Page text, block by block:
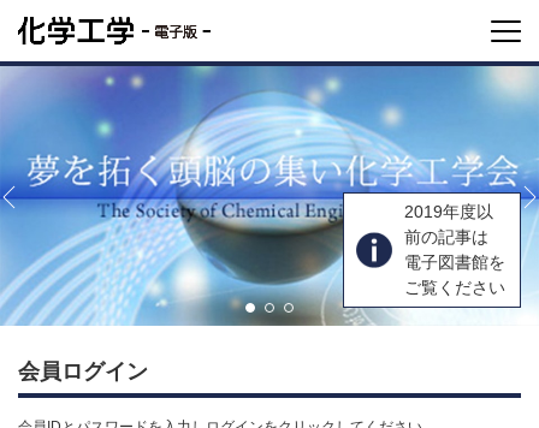
2019年度以
前の記事は
電子図書館を
ご覧ください
会員ログイン